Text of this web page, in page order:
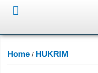
Home / HUKRIM